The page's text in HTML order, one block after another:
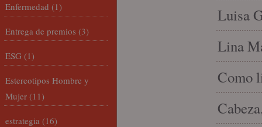
Luisa
Lina
Como
Enfermedad (1)
Entrega de premios (3)
ESG (1)
Estereotipos Hombre y
Mujer (11)
estrategia (16)